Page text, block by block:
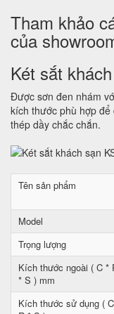
Tham khảo
của
Két sắt
Được sơn đen nhám
kích thước phù hợp
thép dầy chắc chắn.
Tên sản phẩm
Model
Trọng lượng
Kích thước ngoài ( C *
* S ) mm
Kích thước sử dụng (